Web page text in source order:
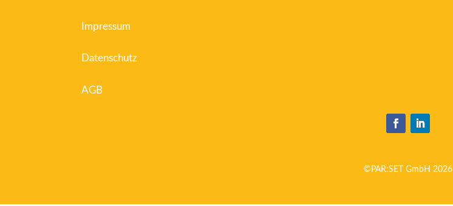
Impressum
Datenschutz
AGB
©PAR:SET GmbH 2026